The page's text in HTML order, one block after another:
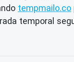
tempmailo.co
temporal